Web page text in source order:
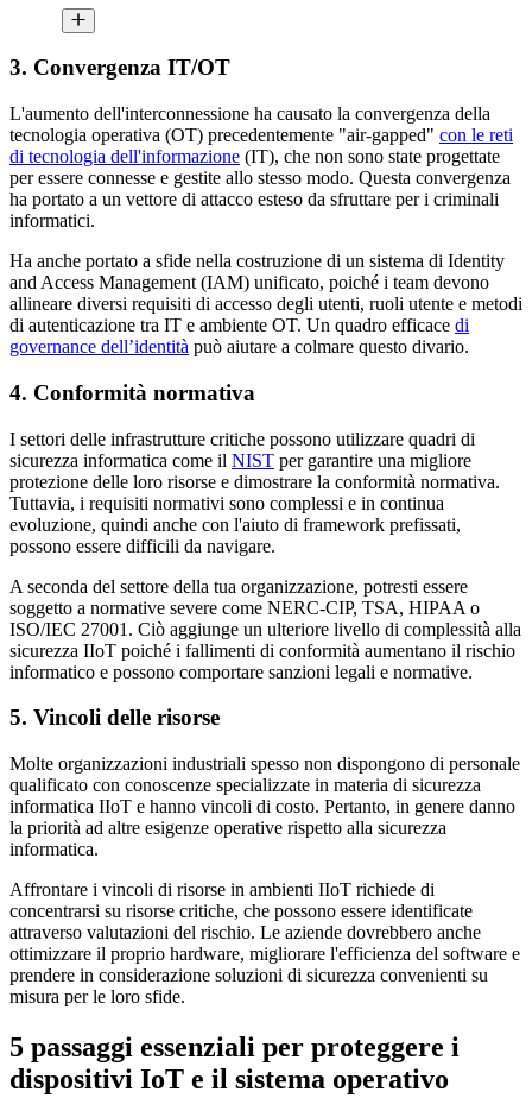
3. Convergenza IT/OT
L'aumento dell'interconnessione ha causato la convergenza della
tecnologia operativa (OT) precedentemente "air-gapped" con le reti
di tecnologia dell'informazione (IT), che non sono state progettate
per essere connesse e gestite allo stesso modo. Questa convergenza
ha portato a un vettore di attacco esteso da sfruttare per i criminali
informatici.
Ha anche portato a sfide nella costruzione di un sistema di Identity
and Access Management (IAM) unificato, poiché i team devono
allineare diversi requisiti di accesso degli utenti, ruoli utente e metodi
di autenticazione tra IT e ambiente OT. Un quadro efficace di
governance dell’identità può aiutare a colmare questo divario.
4. Conformità normativa
I settori delle infrastrutture critiche possono utilizzare quadri di
sicurezza informatica come il NIST per garantire una migliore
protezione delle loro risorse e dimostrare la conformità normativa.
Tuttavia, i requisiti normativi sono complessi e in continua
evoluzione, quindi anche con l'aiuto di framework prefissati,
possono essere difficili da navigare.
A seconda del settore della tua organizzazione, potresti essere
soggetto a normative severe come NERC-CIP, TSA, HIPAA o
ISO/IEC 27001. Ciò aggiunge un ulteriore livello di complessità alla
sicurezza IIoT poiché i fallimenti di conformità aumentano il rischio
informatico e possono comportare sanzioni legali e normative.
5. Vincoli delle risorse
Molte organizzazioni industriali spesso non dispongono di personale
qualificato con conoscenze specializzate in materia di sicurezza
informatica IIoT e hanno vincoli di costo. Pertanto, in genere danno
la priorità ad altre esigenze operative rispetto alla sicurezza
informatica.
Affrontare i vincoli di risorse in ambienti IIoT richiede di
concentrarsi su risorse critiche, che possono essere identificate
attraverso valutazioni del rischio. Le aziende dovrebbero anche
ottimizzare il proprio hardware, migliorare l'efficienza del software e
prendere in considerazione soluzioni di sicurezza convenienti su
misura per le loro sfide.
5 passaggi essenziali per proteggere i
dispositivi IoT e il sistema operativo